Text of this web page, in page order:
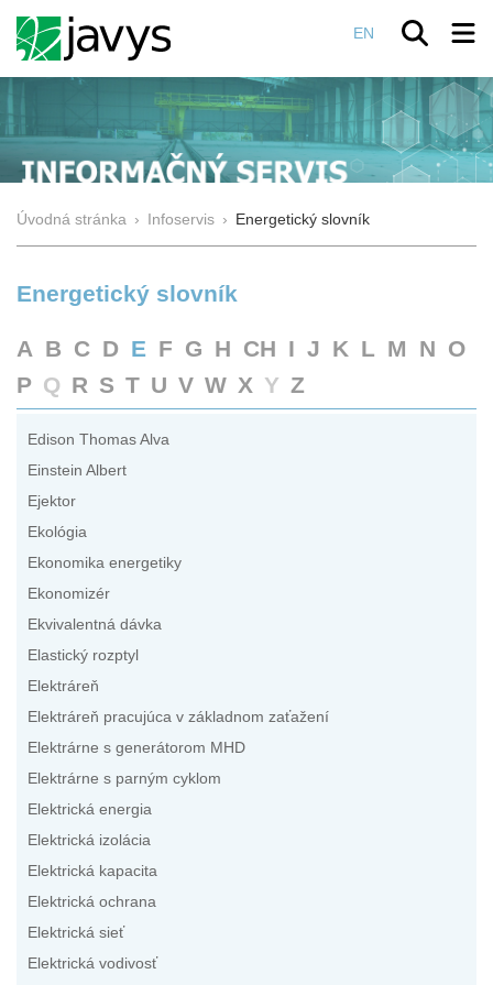
EN
Úvodná stránka › Infoservis › Energetický slovník
Energetický slovník
A B C D E F G H CH I J K L M N O
P Q R S T U V W X Y Z
Edison Thomas Alva
Einstein Albert
Ejektor
Ekológia
Ekonomika energetiky
Ekonomizér
Ekvivalentná dávka
Elastický rozptyl
Elektráreň
Elektráreň pracujúca v základnom zaťažení
Elektrárne s generátorom MHD
Elektrárne s parným cyklom
Elektrická energia
Elektrická izolácia
Elektrická kapacita
Elektrická ochrana
Elektrická sieť
Elektrická vodivosť